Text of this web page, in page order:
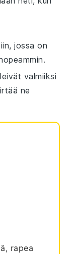
jossa on
leivät valmiiksi
ne
rapea